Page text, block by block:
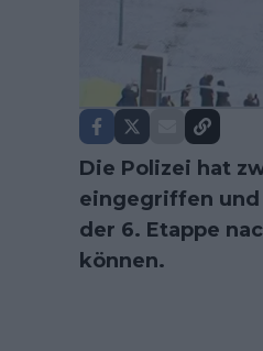
Die Polizei hat
eingegriffen und
der 6. Etappe
können.